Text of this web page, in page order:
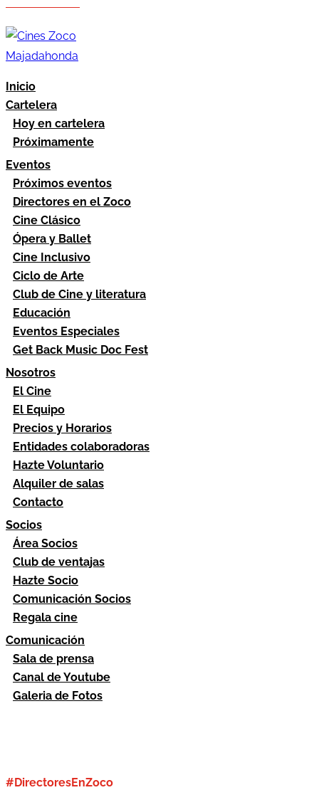
Inicio
Cartelera
Hoy en cartelera
Próximamente
Eventos
Próximos eventos
Directores en el Zoco
Cine Clásico
Ópera y Ballet
Cine Inclusivo
Ciclo de Arte
Club de Cine y literatura
Educación
Eventos Especiales
Get Back Music Doc Fest
Nosotros
El Cine
El Equipo
Precios y Horarios
Entidades colaboradoras
Hazte Voluntario
Alquiler de salas
Contacto
Socios
Área Socios
Club de ventajas
Hazte Socio
Comunicación Socios
Regala cine
Comunicación
Sala de prensa
Canal de Youtube
Galeria de Fotos
#DirectoresEnZoco